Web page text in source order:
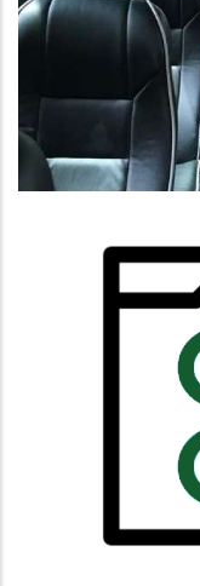
Mobilitat